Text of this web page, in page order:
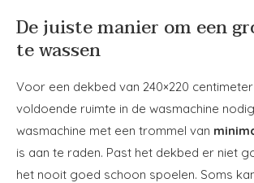
De juiste manier om een
te wassen
Voor een dekbed van 240×220
voldoende ruimte in de wasmachine
wasmachine met een trommel van
is aan te raden. Past het dekbed er niet
het nooit goed schoon spoelen. Soms